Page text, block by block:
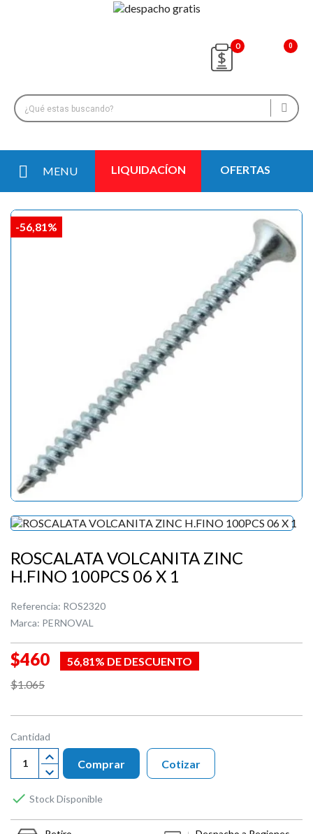
0
MENU LIQUIDACÍON OFERTAS
-56,81%
ROSCALATA VOLCANITA ZINC
H.FINO 100PCS 06 X 1
Referencia: ROS2320
Marca: PERNOVAL
$460
56,81% DE DESCUENTO
$1.065
Cantidad
Comprar
 Stock Disponible
Cotizar